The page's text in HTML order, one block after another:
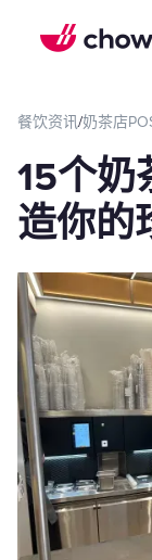
餐饮资讯/奶茶店
15个奶
造你的